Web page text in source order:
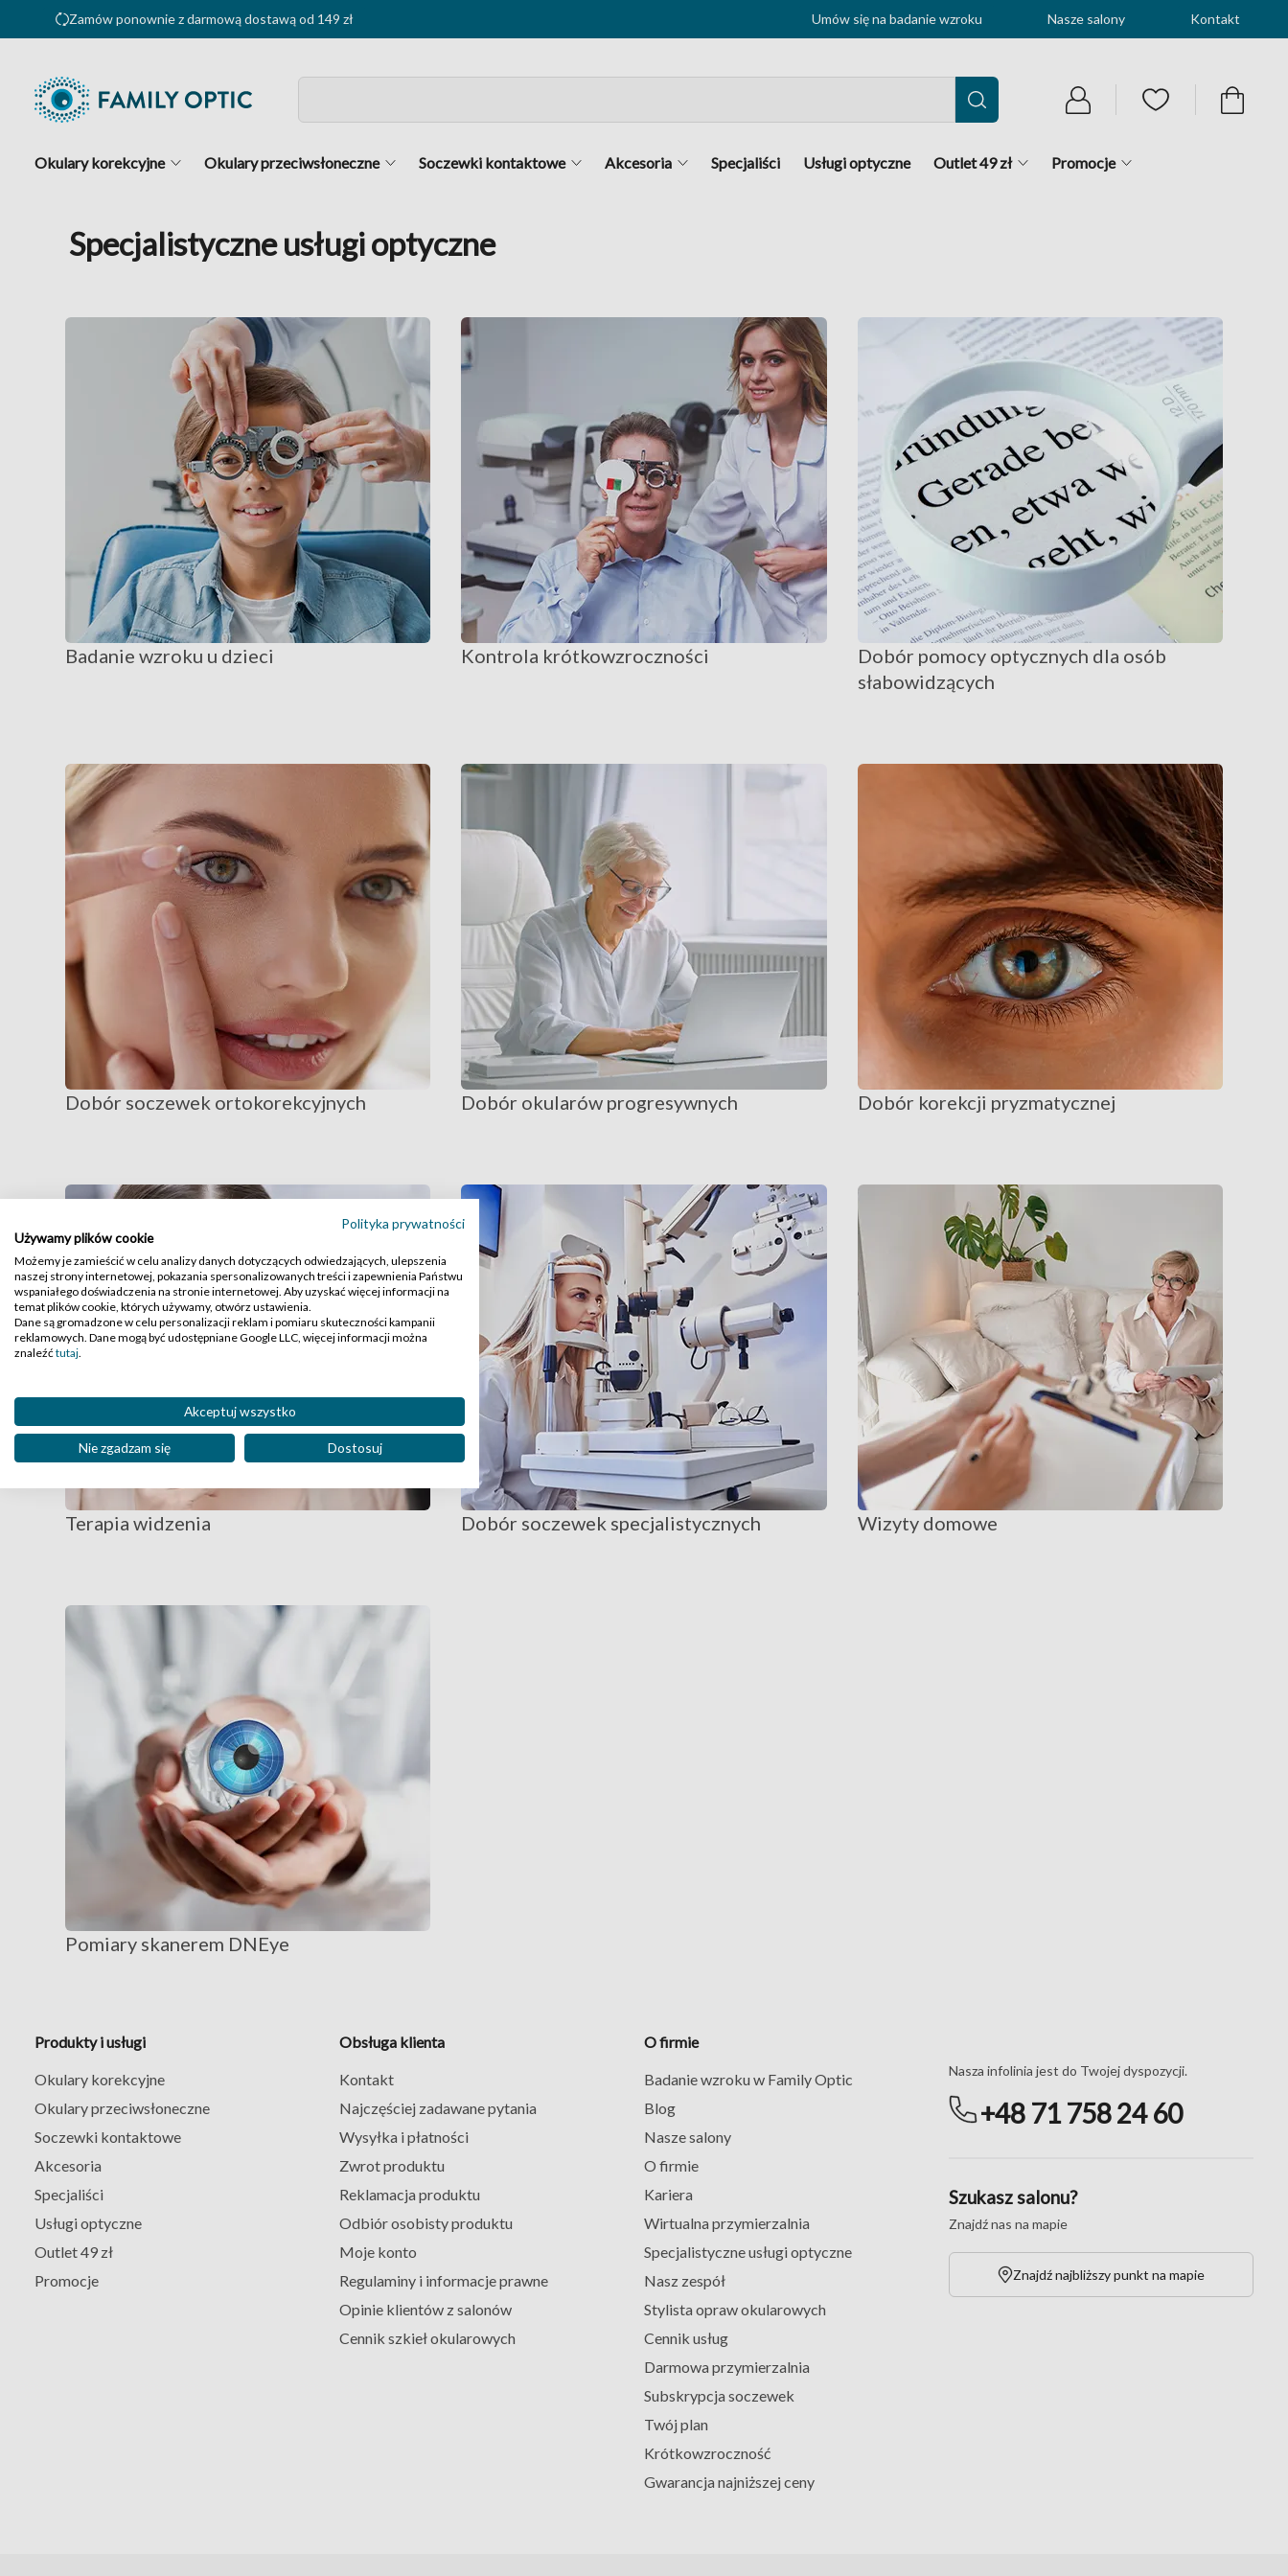
Zamów ponownie z darmową dostawą od 149 zł Umów się na badanie wzroku Nasze salony Kontakt
Okulary korekcyjne Okulary przeciwsłoneczne Soczewki kontaktowe Akcesoria Specjaliści Usługi optyczne Outlet 49 zł Promocje
Specjalistyczne usługi optyczne
Badanie wzroku u dzieci Kontrola krótkowzroczności
Dobór pomocy optycznych dla osób
słabowidzących
Dobór soczewek ortokorekcyjnych Dobór okularów progresywnych Dobór korekcji pryzmatycznej
Terapia widzenia Dobór soczewek specjalistycznych Wizyty domowe
Pomiary skanerem DNEye
Produkty i usługi
Okulary korekcyjne
Okulary przeciwsłoneczne
Soczewki kontaktowe
Akcesoria
Specjaliści
Usługi optyczne
Outlet 49 zł
Promocje
Obsługa klienta
Kontakt
Najczęściej zadawane pytania
Wysyłka i płatności
Zwrot produktu
Reklamacja produktu
Odbiór osobisty produktu
Moje konto
Regulaminy i informacje prawne
Opinie klientów z salonów
Cennik szkieł okularowych
O firmie
Badanie wzroku w Family Optic
Blog
Nasze salony
O firmie
Kariera
Wirtualna przymierzalnia
Specjalistyczne usługi optyczne
Nasz zespół
Stylista opraw okularowych
Cennik usług
Darmowa przymierzalnia
Subskrypcja soczewek
Twój plan
Krótkowzroczność
Gwarancja najniższej ceny
Nasza infolinia jest do Twojej dyspozycji.
+48 71 758 24 60
Szukasz salonu?
Znajdź nas na mapie
Znajdź najbliższy punkt na mapie
Polityka prywatności
Używamy plików cookie
Możemy je zamieścić w celu analizy danych dotyczących odwiedzających, ulepszenia
naszej strony internetowej, pokazania spersonalizowanych treści i zapewnienia Państwu
wspaniałego doświadczenia na stronie internetowej. Aby uzyskać więcej informacji na
temat plików cookie, których używamy, otwórz ustawienia.
Dane są gromadzone w celu personalizacji reklam i pomiaru skuteczności kampanii
reklamowych. Dane mogą być udostępniane Google LLC, więcej informacji można
znaleźć tutaj
Akceptuj wszystko
Nie zgadzam się Dostosuj